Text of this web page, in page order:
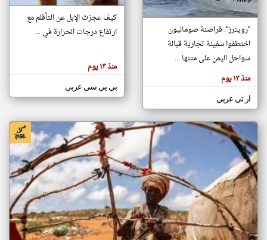
اخبار الصومال على مدار الساعة
أهم اخبار الصومال العاجلة والمباشرة
المقالات
هنا عن
وجهة
نظر
كاتبيها.
"رويترز": قراصنة صوماليون
اختطفوا سفينة تجارية قبالة
سواحل اليمن على متنها ...
منذ ١٣ يوم
ار تي عربي
كيف عجزت الإبل عن التأقلم مع
ارتفاع درجات الحرارة في ...
منذ ١٣ يوم
بي بي سي عربي
klyoum.com